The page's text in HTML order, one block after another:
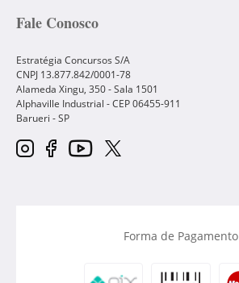
Fale Conosco
Estratégia Concursos S/A
CNPJ 13.877.842/0001-78
Alameda Xingu, 350 - Sala 1501
Alphaville Industrial - CEP06455-911
Barueri -SP
Forma de Pagamento